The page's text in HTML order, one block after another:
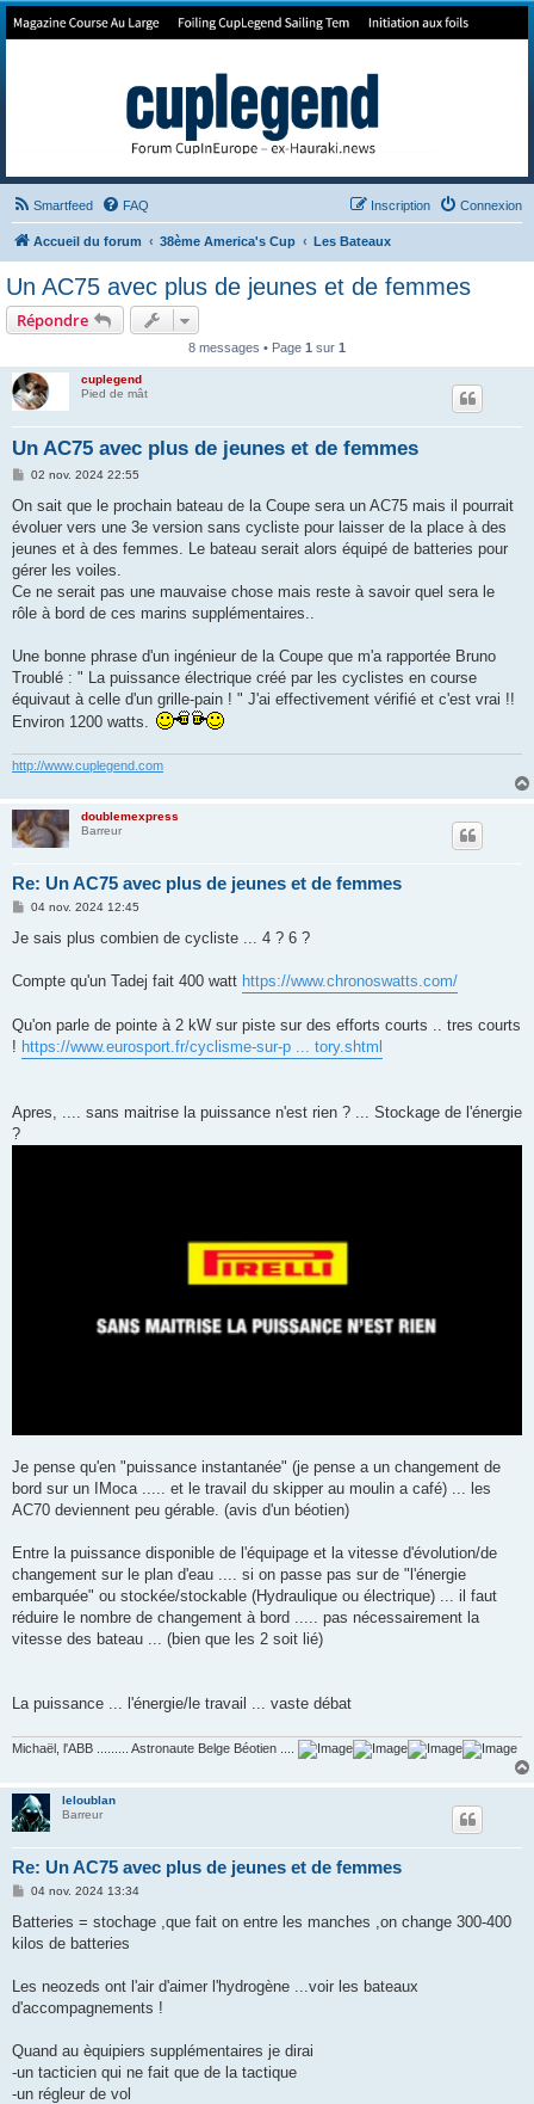
Forum de Cup In Europe
Smartfeed FAQ Connexion
Inscription
Accueil du forum 38ème America's Cup Les Bateaux
Un AC75 avec plus de jeunes et de femmes
Répondre
8 messages • Page 1 sur 1
cuplegend
Pied de mât
Un AC75 avec plus de jeunes et de femmes
M
s
a
g
02 nov. 2024 22:55
On sait que le prochain bateau de la Coupe sera un AC75 mais il pourrait
évoluer vers une 3e version sans cycliste pour laisser de la place à des
jeunes et à des femmes. Le bateau serait alors équipé de batteries pour
gérer les voiles.
Ce ne serait pas une mauvaise chose mais reste à savoir quel sera le
rôle à bord de ces marins supplémentaires..
Une bonne phrase d'un ingénieur de la Coupe que m'a rapportée Bruno
Troublé : " La puissance électrique créé par les cyclistes en course
équivaut à celle d'un grille-pain ! " J'ai effectivement vérifié et c'est vrai !!
Environ 1200 watts.
http://www.cuplegend.com
doublemexpress
Barreur
Re: Un AC75 avec plus de jeunes et de femmes
M
s
g
04 nov. 2024 12:45
Je sais plus combien de cycliste ... 4 ? 6 ?
Compte qu'un Tadej fait 400 watt https://www.chronoswatts.com/
Qu'on parle de pointe à 2 kW sur piste sur des efforts courts .. tres courts
! https://www.eurosport.fr/cyclisme-sur-p ... tory.shtml
Apres, .... sans maitrise la puissance n'est rien ? ... Stockage de l'énergie
?
Je pense qu'en "puissance instantanée" (je pense a un changement de
bord sur un IMoca ..... et le travail du skipper au moulin a café) ... les
AC70 deviennent peu gérable. (avis d'un béotien)
Entre la puissance disponible de l'équipage et la vitesse d'évolution/de
changement sur le plan d'eau .... si on passe pas sur de "l'énergie
embarquée" ou stockée/stockable (Hydraulique ou électrique) ... il faut
réduire le nombre de changement à bord ..... pas nécessairement la
vitesse des bateau ... (bien que les 2 soit lié)
La puissance ... l'énergie/le travail ... vaste débat
Michaël, l'ABB ......... Astronaute Belge Béotien ....
leloublan
Barreur
Re: Un AC75 avec plus de jeunes et de femmes
M
s
a
04 nov. 2024 13:34
Batteries = stochage ,que fait on entre les manches ,on change 300-400
kilos de batteries
Les neozeds ont l'air d'aimer l'hydrogène ...voir les bateaux
d'accompagnements !
Quand au èquipiers supplémentaires je dirai
-un tacticien qui ne fait que de la tactique
-un régleur de vol